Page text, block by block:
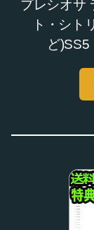
プレシオサ
ト・シト
ど)SS5